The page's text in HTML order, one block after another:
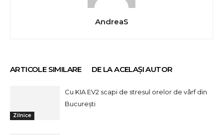
AndreaS
ARTICOLE SIMILARE DE LA ACELAȘI AUTOR
Zilnice
Cu KIA EV2 scapi de stresul orelor de vârf din
București